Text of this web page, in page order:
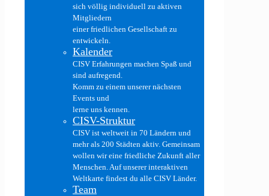
sich völlig individuell zu aktiven
Mitgliedern
einer friedlichen Gesellschaft zu
entwickeln.
Kalender
CISV Erfahrungen machen Spaß und
sind aufregend.
Komm zu einem unserer nächsten
Events und
lerne uns kennen.
CISV-Struktur
CISV ist weltweit in 70 Ländern und
mehr als 200 Städten aktiv. Gemeinsam
wollen wir eine friedliche Zukunft aller
Menschen. Auf unserer interaktiven
Weltkarte findest du alle CISV Länder.
Team